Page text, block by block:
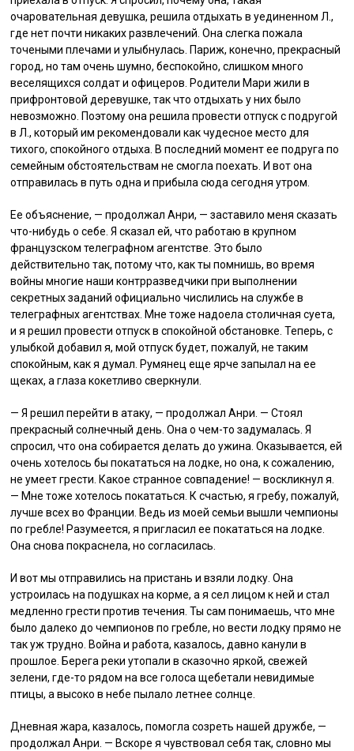
очаровательная девушка, решила отдыхать в уединенном Л.,
где нет почти никаких развлечений. Она слегка пожала
точеными плечами и улыбнулась. Париж, конечно, прекрасный
город, но там очень шумно, беспокойно, слишком много
веселящихся солдат и офицеров. Родители Мари жили в
прифронтовой деревушке, так что отдыхать у них было
невозможно. Поэтому она решила провести отпуск с подругой
в Л., который им рекомендовали как чудесное место для
тихого, спокойного отдыха. В последний момент ее подруга по
семейным обстоятельствам не смогла поехать. И вот она
отправилась в путь одна и прибыла сюда сегодня утром.
Ее объяснение, — продолжал Анри, — заставило меня сказать
что-нибудь о себе. Я сказал ей, что работаю в крупном
французском телеграфном агентстве. Это было
действительно так, потому что, как ты помнишь, во время
войны многие наши контрразведчики при выполнении
секретных заданий официально числились на службе в
телеграфных агентствах. Мне тоже надоела столичная суета,
и я решил провести отпуск в спокойной обстановке. Теперь, с
улыбкой добавил я, мой отпуск будет, пожалуй, не таким
спокойным, как я думал. Румянец еще ярче запылал на ее
щеках, а глаза кокетливо сверкнули.
— Я решил перейти в атаку, — продолжал Анри. — Стоял
прекрасный солнечный день. Она о чем-то задумалась. Я
спросил, что она собирается делать до ужина. Оказывается, ей
очень хотелось бы покататься на лодке, но она, к сожалению,
не умеет грести. Какое странное совпадение! — воскликнул я.
— Мне тоже хотелось покататься. К счастью, я гребу, пожалуй,
лучше всех во Франции. Ведь из моей семьи вышли чемпионы
по гребле! Разумеется, я пригласил ее покататься на лодке.
Она снова покраснела, но согласилась.
И вот мы отправились на пристань и взяли лодку. Она
устроилась на подушках на корме, а я сел лицом к ней и стал
медленно грести против течения. Ты сам понимаешь, что мне
было далеко до чемпионов по гребле, но вести лодку прямо не
так уж трудно. Война и работа, казалось, давно канули в
прошлое. Берега реки утопали в сказочно яркой, свежей
зелени, где-то рядом на все голоса щебетали невидимые
птицы, а высоко в небе пылало летнее солнце.
Дневная жара, казалось, помогла созреть нашей дружбе, —
продолжал Анри. — Вскоре я чувствовал себя так, словно мы